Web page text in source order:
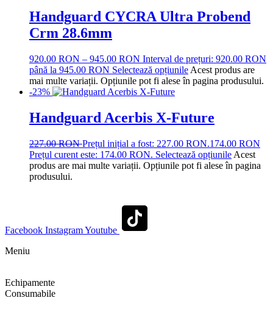
Handguard CYCRA Ultra Probend
Crm 28.6mm
920.00 RON – 945.00 RON Interval de prețuri: 920.00 RON
până la 945.00 RON Selectează opțiunile Acest produs are
mai multe variații. Opțiunile pot fi alese în pagina produsului.
-23%
Handguard Acerbis X-Future
227.00RONPrețul inițial a fost: 227.00 RON.174.00 RON
Prețul curent este: 174.00 RON. Selectează opțiunile Acest
produs are mai multe variații. Opțiunile pot fi alese în pagina
produsului.
Facebook InstagramYoutube
Meniu
Echipamente
Consumabile